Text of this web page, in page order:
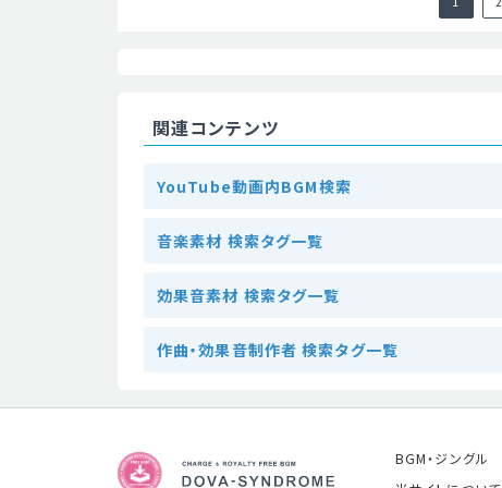
関連コンテンツ
YouTube動画内BGM検索
音楽素材 検索タグ一覧
効果音素材 検索タグ一覧
作曲・効果音制作者 検索タグ一覧
BGM・ジングル